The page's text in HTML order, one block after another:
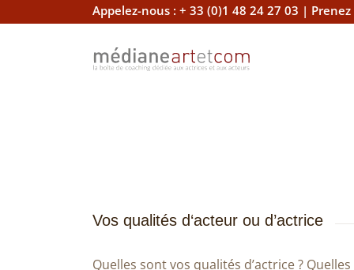
Appelez-nous :+ 33 (0)1 48 24 27 03 |
Vos qualités d‘acteur ou d’actrice
Quelles sont vos qualités d’actrice ?